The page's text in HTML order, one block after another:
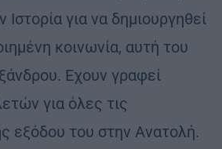
για να δημιουργηθεί
κοινωνία, αυτή του
Εχουν γραφεί
για όλες τις
εξόδου του στην Ανατολή.